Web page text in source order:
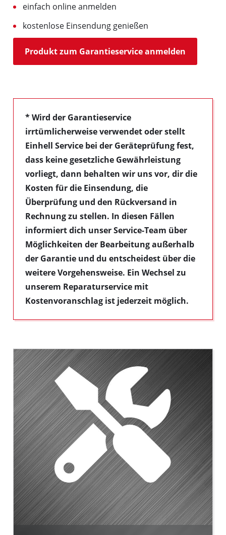
einfach online anmelden
kostenlose Einsendung genießen
Produkt zum Garantieservice anmelden
* Wird der Garantieservice
irrtümlicherweise verwendet oder stellt
Einhell Service bei der Geräteprüfung fest,
dass keine gesetzliche Gewährleistung
vorliegt, dann behalten wir uns vor, dir die
Kosten für die Einsendung, die
Überprüfung und den Rückversand in
Rechnung zu stellen. In diesen Fällen
informiert dich unser Service-Team über
Möglichkeiten der Bearbeitung außerhalb
der Garantie und du entscheidest über die
weitere Vorgehensweise. Ein Wechsel zu
unserem Reparaturservice mit
Kostenvoranschlag ist jederzeit möglich.